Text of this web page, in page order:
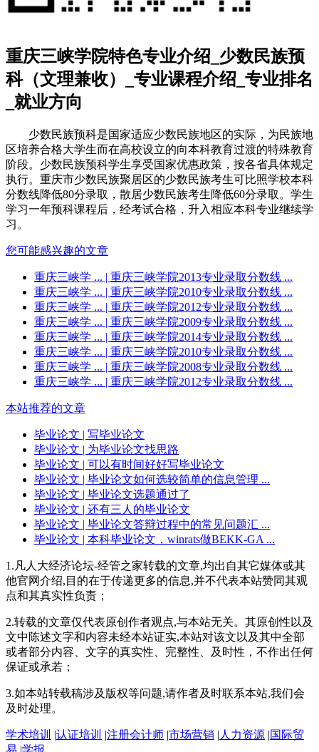
重庆三峡学院特色专业介绍_少数民族预
科（文理兼收）_专业课程介绍_专业排名
_就业方向
少数民族预科是国家适应少数民族地区的实际，为民族地
区培养合格大学生而在高校设立的向本科教育过渡的特殊教育
阶段。少数民族预科学生享受国家优惠政策，按各省具体规定
执行。重庆市少数民族聚居区的少数民族考生可比照学校本科
分数线降低80分录取，散居少数民族考生降低60分录取。学生
学习一年预科课程后，经考试合格，升入相应本科专业继续学
习。
您可能感兴趣的文章
重庆三峡学 ... | 重庆三峡学院2013专业录取分数线 ...
重庆三峡学 ... | 重庆三峡学院2010专业录取分数线 ...
重庆三峡学 ... | 重庆三峡学院2012专业录取分数线 ...
重庆三峡学 ... | 重庆三峡学院2009专业录取分数线 ...
重庆三峡学 ... | 重庆三峡学院2014专业录取分数线 ...
重庆三峡学 ... | 重庆三峡学院2010专业录取分数线 ...
重庆三峡学 ... | 重庆三峡学院2008专业录取分数线 ...
重庆三峡学 ... | 重庆三峡学院2012专业录取分数线 ...
本站推荐的文章
毕业论文 | 写毕业论文
毕业论文 | 为毕业论文找思路
毕业论文 | 可以有时间好好写毕业论文
毕业论文 | 毕业论文如何选较简单的信息管理 ...
毕业论文 | 毕业论文选题通过了
毕业论文 | 还有三人的毕业论文
毕业论文 | 毕业论文答辩过程中的常见问题汇 ...
毕业论文 | 本科毕业论文，winrats做BEKK-GA ...
1.凡人大经济论坛-经管之家转载的文章,均出自其它媒体或其
他官网介绍,目的在于传递更多的信息,并不代表本站赞同其观
点和其真实性负责；
2.转载的文章仅代表原创作者观点,与本站无关。其原创性以及
文中陈述文字和内容未经本站证实,本站对该文以及其中全部
或者部分内容、文字的真实性、完整性、及时性，不作出任何
保证或承若；
3.如本站转载稿涉及版权等问题,请作者及时联系本站,我们会
及时处理。
学术培训 |认证培训 |注册会计师 |市场营销 | 人力资源 |国际贸
易 |学报